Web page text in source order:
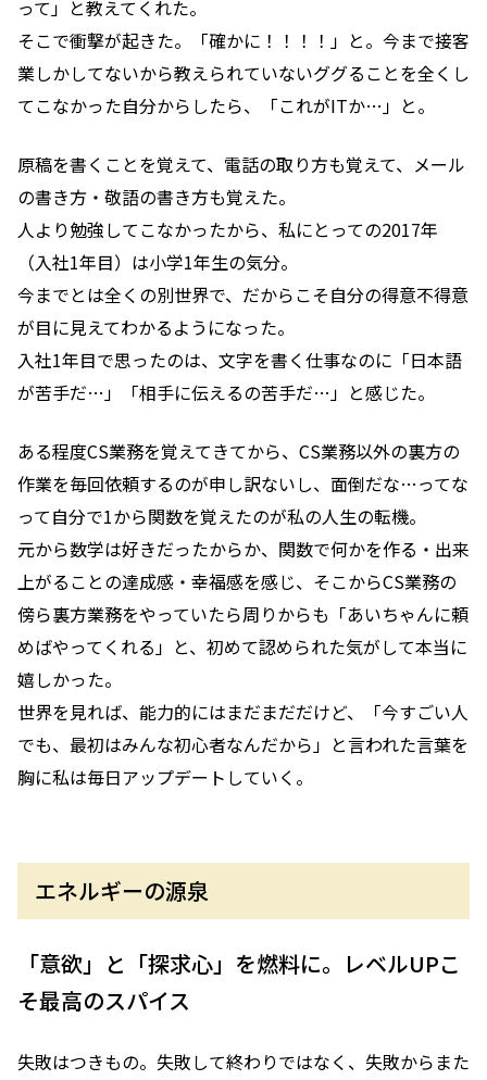
って」と教えてくれた。
そこで衝撃が起きた。「確かに！！！！」と。今まで接客
業しかしてないから教えられていないググることを全くし
てこなかった自分からしたら、「これがITか…」と。
原稿を書くことを覚えて、電話の取り方も覚えて、メール
の書き方・敬語の書き方も覚えた。
人より勉強してこなかったから、私にとっての2017年
（入社1年目）は小学1年生の気分。
今までとは全くの別世界で、だからこそ自分の得意不得意
が目に見えてわかるようになった。
入社1年目で思ったのは、文字を書く仕事なのに「日本語
が苦手だ…」「相手に伝えるの苦手だ…」と感じた。
ある程度CS業務を覚えてきてから、CS業務以外の裏方の
作業を毎回依頼するのが申し訳ないし、面倒だな…ってな
って自分で1から関数を覚えたのが私の人生の転機。
元から数学は好きだったからか、関数で何かを作る・出来
上がることの達成感・幸福感を感じ、そこからCS業務の
傍ら裏方業務をやっていたら周りからも「あいちゃんに頼
めばやってくれる」と、初めて認められた気がして本当に
嬉しかった。
世界を見れば、能力的にはまだまだだけど、「今すごい人
でも、最初はみんな初心者なんだから」と言われた言葉を
胸に私は毎日アップデートしていく。
エネルギーの源泉
「意欲」と「探求心」を燃料に。レベルUPこ
そ最高のスパイス
失敗はつきもの。失敗して終わりではなく、失敗からまた